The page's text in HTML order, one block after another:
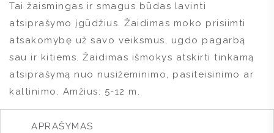
Tai žaismingas ir smagus būdas lavinti
atsiprašymo įgūdžius. Žaidimas moko prisiimti
atsakomybę už savo veiksmus, ugdo pagarbą
sau ir kitiems. Žaidimas išmokys atskirti tinkamą
atsiprašymą nuo nusižeminimo, pasiteisinimo ar
kaltinimo. Amžius: 5-12 m.
APRAŠYMAS